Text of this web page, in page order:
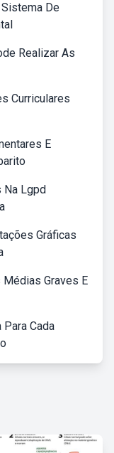
De
Realizar As
Curriculares
E
Na Lgpd
Gráficas
Graves E
Cada